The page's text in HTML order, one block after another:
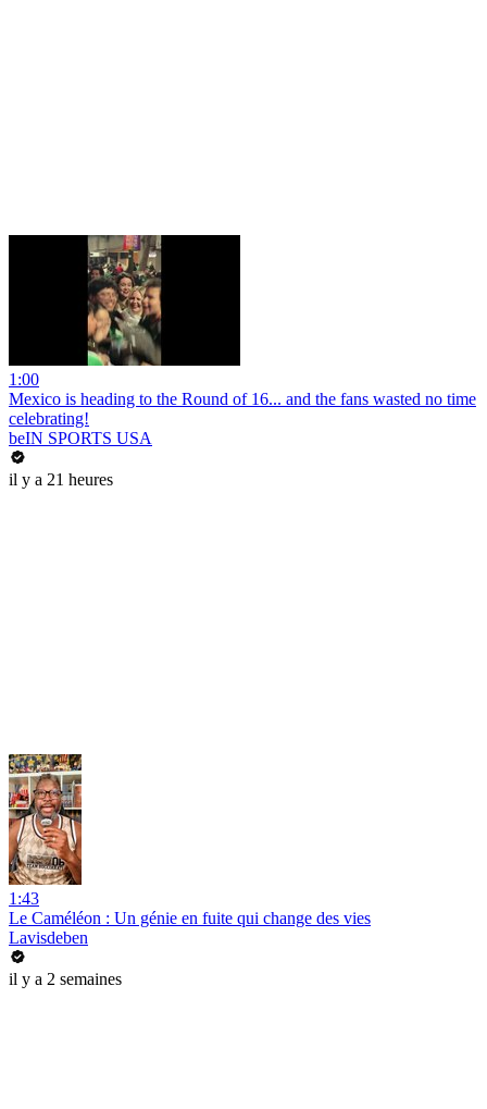
1:00
Mexico is heading to the Round of 16... and the fans wasted no time
celebrating!
beIN SPORTS USA
il y a 21 heures
1:43
Le Caméléon : Un génie en fuite qui change des vies
Lavisdeben
il y a 2 semaines